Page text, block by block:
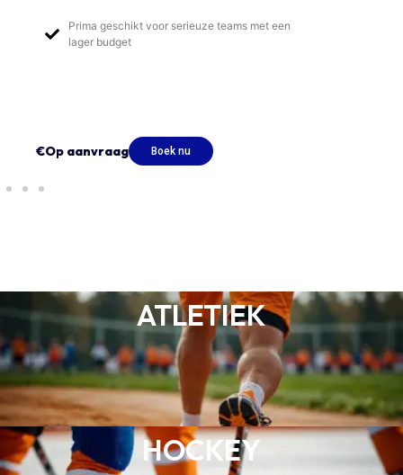
Prima geschikt voor serieuze teams met een
lager budget
€Op aanvraag Boek nu
ATLETIEK
HOCKEY